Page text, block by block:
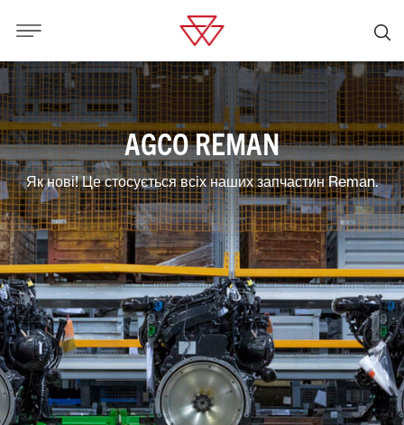
AGCO REMAN
Як нові! Це стосується всіх наших запчастин Reman.